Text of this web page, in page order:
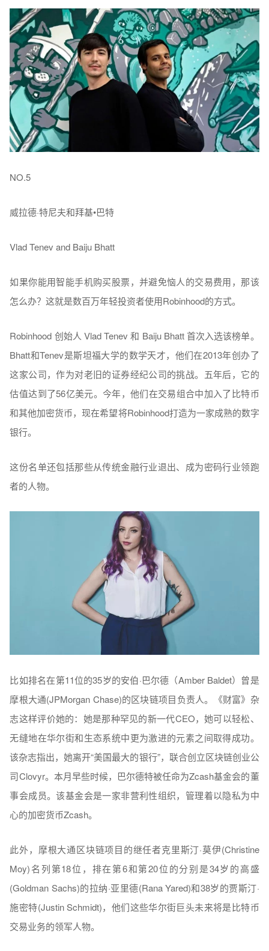
NO.5
威拉德·特尼夫和拜基•巴特
Vlad Tenev and Baiju Bhatt
如果你能用智能手机购买股票，并避免恼人的交易费用，那该
怎么办？这就是数百万年轻投资者使用Robinhood的方式。
Robinhood 创始人 Vlad Tenev 和 Baiju Bhatt 首次入选该榜单。
Bhatt和Tenev是斯坦福大学的数学天才，他们在2013年创办了
这家公司，作为对老旧的证券经纪公司的挑战。五年后，它的
估值达到了56亿美元。今年，他们在交易组合中加入了比特币
和其他加密货币，现在希望将Robinhood打造为一家成熟的数字
银行。
这份名单还包括那些从传统金融行业退出、成为密码行业领跑
者的人物。
比如排名在第11位的35岁的安伯·巴尔德（Amber Baldet）曾是
摩根大通(JPMorgan Chase)的区块链项目负责人。《财富》杂
志这样评价她的：她是那种罕见的新一代CEO，她可以轻松、
无缝地在华尔街和生态系统中更为激进的元素之间取得成功。
该杂志指出，她离开“美国最大的银行”，联合创立区块链创业公
司Clovyr。本月早些时候，巴尔德特被任命为Zcash基金会的董
事会成员。该基金会是一家非营利性组织，管理着以隐私为中
心的加密货币Zcash。
此外，摩根大通区块链项目的继任者克里斯汀·莫伊(Christine
Moy)名列第18位，排在第6和第20位的分别是34岁的高盛
(Goldman Sachs)的拉纳·亚里德(Rana Yared)和38岁的贾斯汀·
施密特(Justin Schmidt)，他们这些华尔街巨头未来将是比特币
交易业务的领军人物。